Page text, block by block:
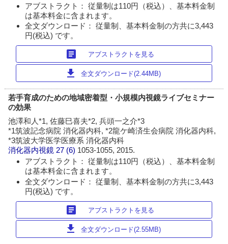
アブストラクト： 従量制は110円（税込）、基本料金制
は基本料金に含まれます。
全文ダウンロード： 従量制、基本料金制の方共に3,443
円(税込) です。
article アブストラクトを見る
download 全文ダウンロード(2.44MB)
若手育成のための地域密着型・小規模内視鏡ライブセミナー
の効果
池澤和人*1, 佐藤巳喜夫*2, 兵頭一之介*3
*1筑波記念病院 消化器内科, *2龍ケ崎済生会病院 消化器内科,
*3筑波大学医学医療系 消化器内科
消化器内視鏡 27 (6) 1053-1055, 2015.
アブストラクト： 従量制は110円（税込）、基本料金制
は基本料金に含まれます。
全文ダウンロード： 従量制、基本料金制の方共に3,443
円(税込) です。
article アブストラクトを見る
download 全文ダウンロード(2.55MB)